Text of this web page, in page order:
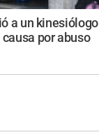
a un kinesiólogo
por abuso